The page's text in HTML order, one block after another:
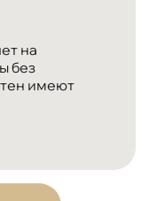
на
без
имеют